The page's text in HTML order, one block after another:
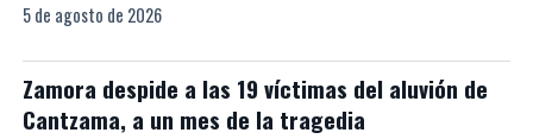
5 de agosto de 2026
Zamora despide a las 19 víctimas del aluvión de
Cantzama, a un mes de la tragedia